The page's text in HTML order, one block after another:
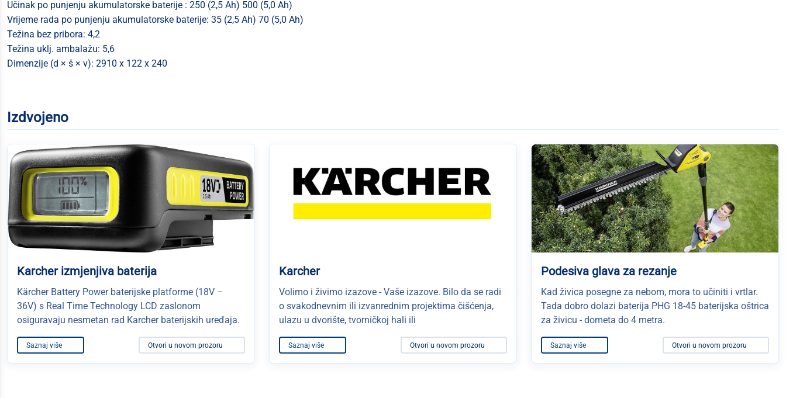
Učinak po punjenju akumulatorske baterije : 250 (2,5 Ah) 500 (5,0 Ah)
Vrijeme rada po punjenju akumulatorske baterije: 35 (2,5 Ah) 70 (5,0 Ah)
Težina bez pribora: 4,2
Težina uklj. ambalažu: 5,6
Dimenzije (d × š × v): 2910 x 122 x 240
Izdvojeno
Karcher izmjenjiva baterija
Kärcher Battery Power baterijske platforme (18V –
36V) s Real Time Technology LCD zaslonom
osiguravaju nesmetan rad Karcher baterijskih uređaja.
Saznaj više Otvori u novom prozoru
Karcher
Volimo i živimo izazove - Vaše izazove. Bilo da se radi
o svakodnevnim ili izvanrednim projektima čišćenja,
ulazu u dvorište, tvorničkoj hali ili
Saznaj više Otvori u novom prozoru
Podesiva glava za rezanje
Kad živica posegne za nebom, mora to učiniti i vrtlar.
Tada dobro dolazi baterija PHG 18-45 baterijska oštrica
za živicu - dometa do 4 metra.
Saznaj više Otvori u novom prozoru